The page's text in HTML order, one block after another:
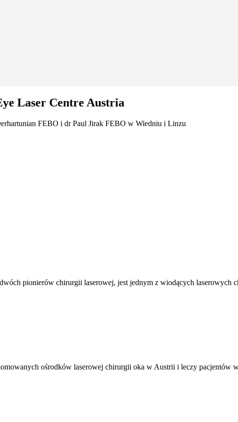
Laser Centre Austria
FEBO i dr Paul Jirak FEBO w Wiedniu i Linzu
pionierów chirurgii laserowej, jest jednym z wiodących
ośrodków laserowej chirurgii oka w Austrii i leczy